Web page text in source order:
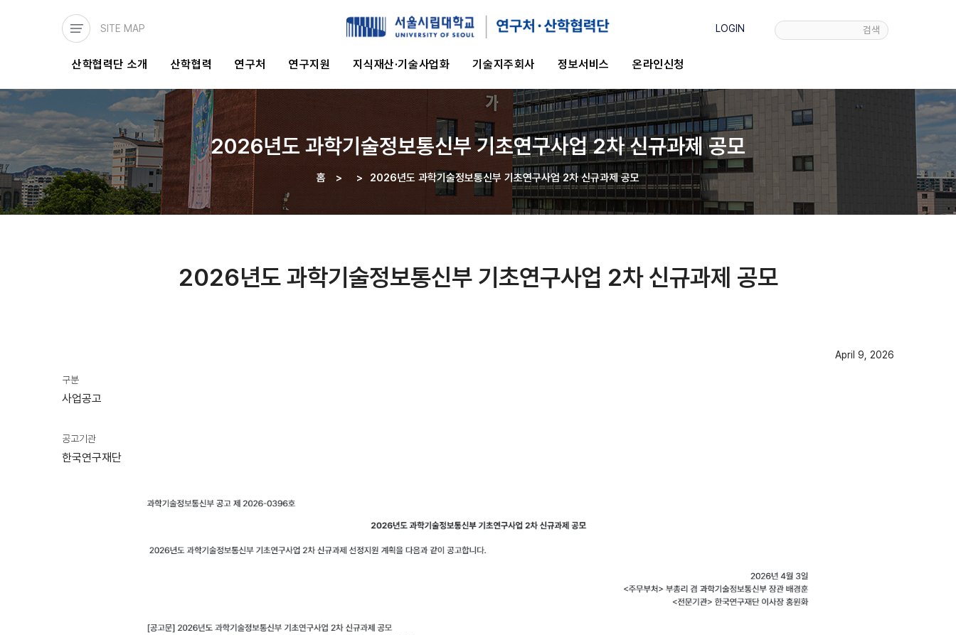
SITE MAP LOGIN
네비게이션
산학협력단 소개 산학협력 연구처 연구지원 지식재산·기술사업화 기술지주회사 정보서비스 온라인신청
2026년도 과학기술정보통신부 기초연구사업 2차 신규과제 공모
경로
홈 > > 2026년도 과학기술정보통신부 기초연구사업 2차 신규과제 공모
2026년도 과학기술정보통신부 기초연구사업 2차 신규과제 공모
April 9, 2026
구분
사업공고
공고기관
한국연구재단